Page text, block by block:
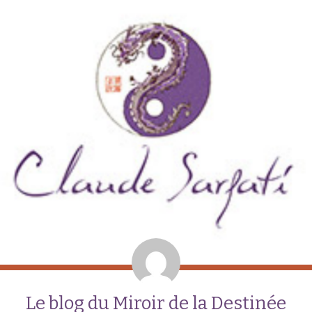
Le blog du Miroir de la Destinée